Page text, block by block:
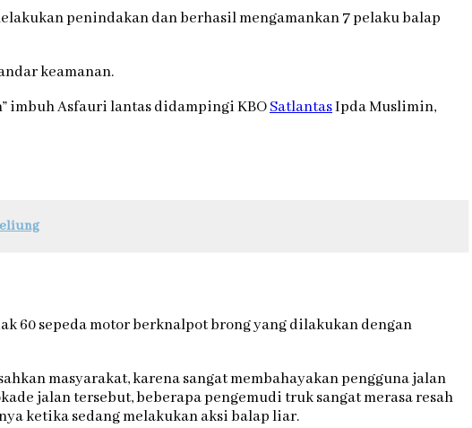
penindakan dan berhasil mengamankan 7 pelaku balap
keamanan.
imbuh Asfauri lantas didampingi KBOSatlantasIpda Muslimin,
60 sepeda motor berknalpot brong yang dilakukan dengan
masyarakat, karena sangat membahayakan pengguna jalan
jalan tersebut, beberapa pengemudi truk sangat merasa resah
ketika sedang melakukan aksi balap liar.